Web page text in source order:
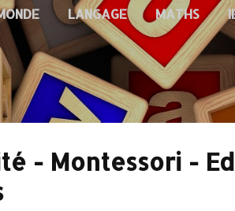
LANGAGE MATHS
- Montessori -